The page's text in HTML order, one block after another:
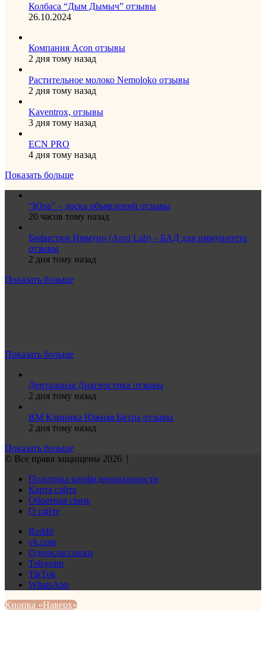
Колбаса “Дым Дымыч” отзывы
26.10.2024
Компания Acon отзывы
2 дня тому назад
Растительное молоко Nemoloko отзывы
2 дня тому назад
Kaventrox, отзывы
3 дня тому назад
ECN PRO
4 дня тому назад
Показать больше
“Юла” – доска объявлений отзывы
20 часов тому назад
Бифистим Иммуно (Anvi Lab) – БАД для иммунитета
отзывы
2 дня тому назад
Показать больше
Показать больше
Дентальная Диагностика отзывы
2 дня тому назад
ВМ Клиника Южная Битца отзывы
2 дня тому назад
Показать больше
© Все права защищены 2026 |
Политика конфиденциальности
Карта сайта
Обратная связь
О сайте
Reddit
vk.com
Одноклассники
Telegram
TikTok
WhatsApp
Кнопка «Наверх»